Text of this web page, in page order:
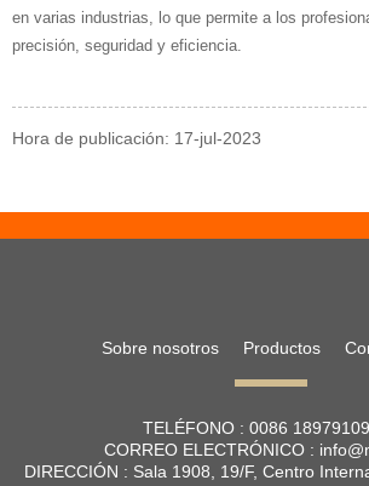
en varias industrias, lo que permite a los
precisión, seguridad y eficiencia.
Hora de publicación: 17-jul-2023
Sobre nosotros Productos
TELÉFONO : 0086
CORREO ELECTRÓNICO :
DIRECCIÓN : Sala 1908, 19/F, Centro